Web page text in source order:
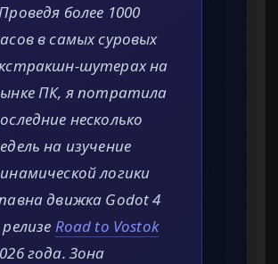
более 1000
в самых суровых
шутерах на
ПК, я потратила
несколько
на изучение
логики
движка Godot 4
Road to Vostok
года. Зона